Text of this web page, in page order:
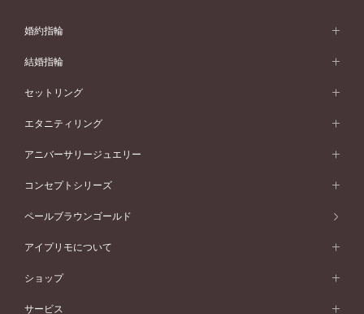
婚約指輪
婚約指輪 (エンゲージリング)
婚約指輪一覧
ピンクゴールド
ペールブラウンゴールド
ウェーブライン
V字ライン
ワンサイドメレ
ダブルサイドメレ
シンプル
フェミニン
モード
50万円台～
40万円台～
30万円台～
婚約指輪 人気ランキング
結婚指輪
結婚指輪 (マリッジリング)
結婚指輪一覧
ピンクゴールド
ペールブラウンゴールド
ウェーブライン
V字ライン
ワンメレ
セベラルメレ
シンプル
フェミニン
モード
50万円～
40万円～50万円
セットリング
セットリング
セットリング一覧
ピンクゴールド
ペールブラウンゴールド
エタニティリング
エタニティリング
エタニティリング一覧
ピンクゴールド
ペールブラウンゴールド
アニバーサリージュエリー
アニバーサリージュエリー
アニバーサリージュエリー一覧
ファッションリング
ブレスレット
コンセプトシリーズ
コンセプトシリーズ
オリジンビリーフ
ペールブラウンゴールド
アイプリモについて
アイプリモについて
パーソナルハンド診断
ショップ
店舗一覧
サービス